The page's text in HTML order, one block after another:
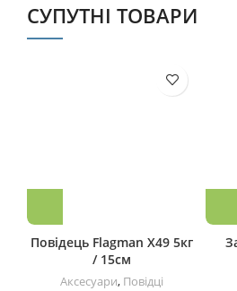
СУПУТНІ ТОВАРИ
Повідець Flagman X49 5кг
/ 15см
Аксесуари, Повідці